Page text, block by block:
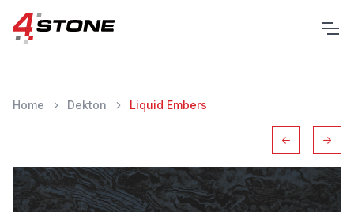
Home Dekton Liquid Embers